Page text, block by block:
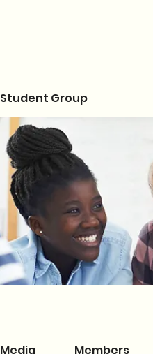
Student Group
Media Members